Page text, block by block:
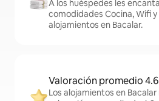
A los huéspedes les
comodidades Cocina, Wifi y
alojamientos en Bacalar.
Valoración promedio 4.6
Los alojamientos en